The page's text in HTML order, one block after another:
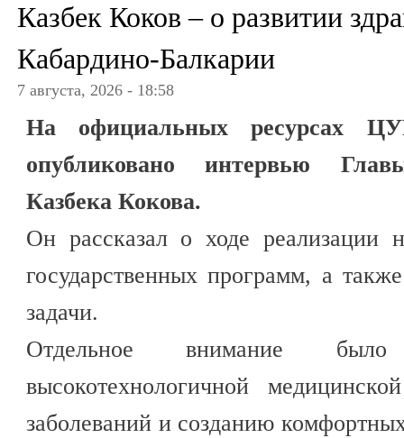
Казбек Коков – о развитии
Кабардино-Балкарии
7 августа, 2026 - 18:58
На официальных ресурсах
опубликовано интервью
Казбека Кокова.
Он рассказал о ходе реализации
государственных программ, а
задачи.
Отдельное внимание
высокотехнологичной
заболеваний и созданию